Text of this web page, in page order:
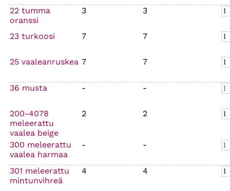
22 tumma
oranssi
3 3
23 turkoosi 7 7
25 vaaleanruskea 7 7
36 musta - -
200-4078
meleerattu
vaalea beige
2 2
300 meleerattu
vaalea harmaa
- -
301 meleerattu
mintunvihreä
4 4